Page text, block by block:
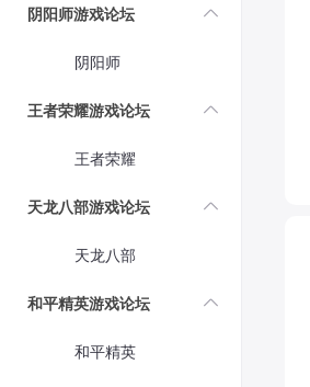
阴阳师游戏论坛
阴阳师
王者荣耀游戏论坛
王者荣耀
天龙八部游戏论坛
天龙八部
和平精英游戏论坛
和平精英